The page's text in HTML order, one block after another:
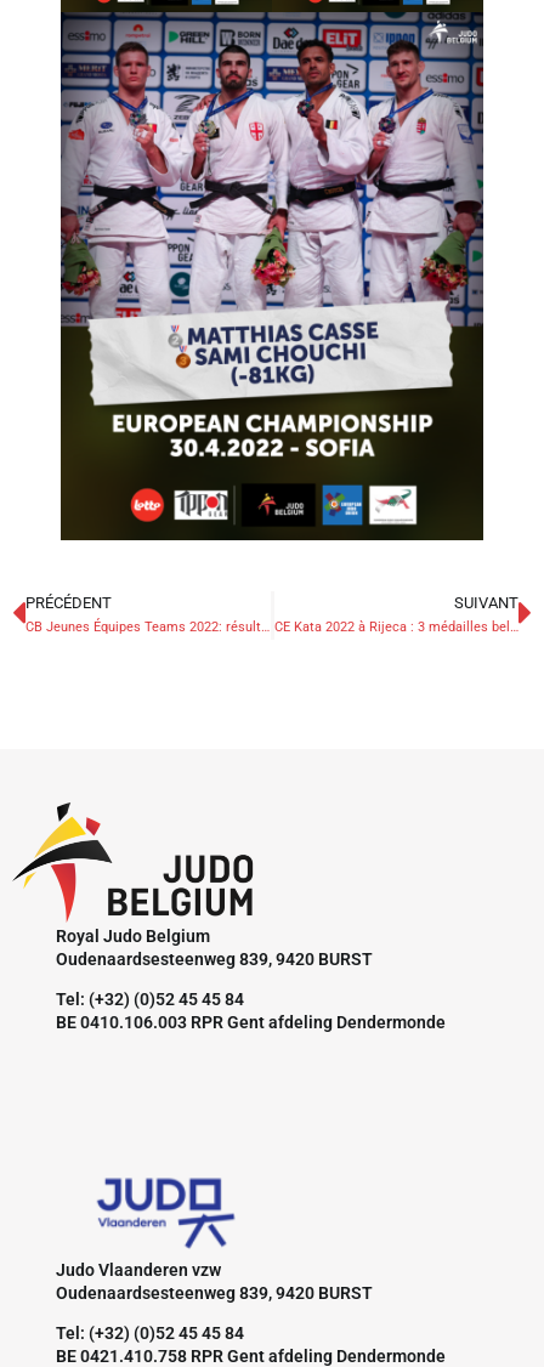
PRÉCÉDENT
CB Jeunes Équipes Teams 2022: résultats et galerie de photos
SUIVANT
CE Kata 2022 à Rijeca : 3 médailles belges !
Royal Judo Belgium
Oudenaardsesteenweg 839, 9420 BURST
Tel: (+32) (0)52 45 45 84
BE 0410.106.003 RPR Gent afdeling Dendermonde
Judo Vlaanderen vzw
Oudenaardsesteenweg 839, 9420 BURST
Tel: (+32) (0)52 45 45 84
BE 0421.410.758 RPR Gent afdeling Dendermonde